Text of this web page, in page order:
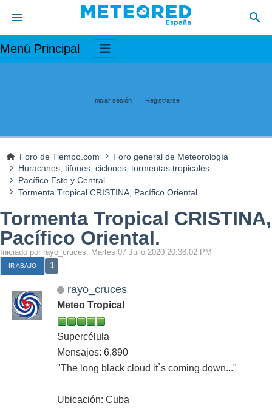
Menú Principal
Iniciar sesión Registrarse
Foro de Tiempo.com
Foro general de Meteorología
Huracanes, tifones, ciclones, tormentas tropicales
Pacífico Este y Central
Tormenta Tropical CRISTINA, Pacífico Oriental.
Tormenta Tropical CRISTINA,
Pacífico Oriental.
Iniciado por rayo_cruces, Martes 07 Julio 2020 20:38:02 PM
IR ABAJO 1
rayo_cruces
Meteo Tropical
Supercélula
Mensajes: 6,890
"The long black cloud it`s coming down..."
Ubicación: Cuba